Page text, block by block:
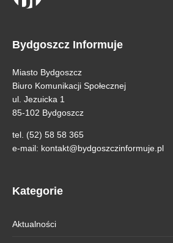
Bydgoszcz Informuje
Miasto Bydgoszcz
Biuro Komunikacji Społecznej
ul. Jezuicka 1
85-102 Bydgoszcz
tel. (52) 58 58 365
e-mail: kontakt@bydgoszczinformuje.pl
Kategorie
Aktualności